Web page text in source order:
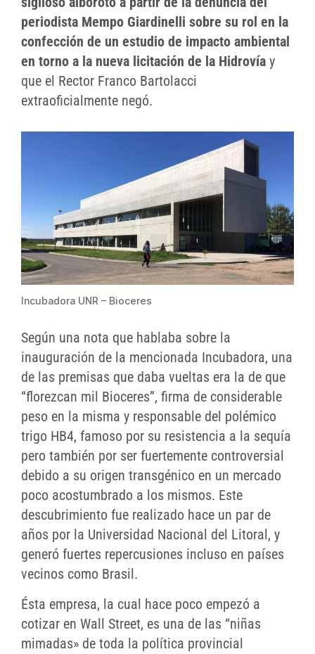
periodista Mempo Giardinelli sobre su rol en la
confección de un estudio de impacto ambiental
en torno a la nueva licitación de la Hidrovía y
que el Rector Franco Bartolacci
extraoficialmente negó.
Incubadora UNR – Bioceres
Según una nota que hablaba sobre la
inauguración de la mencionada Incubadora, una
de las premisas que daba vueltas era la de que
“florezcan mil Bioceres”, firma de considerable
peso en la misma y responsable del polémico
trigo HB4, famoso por su resistencia a la sequía
pero también por ser fuertemente controversial
debido a su origen transgénico en un mercado
poco acostumbrado a los mismos. Este
descubrimiento fue realizado hace un par de
años por la Universidad Nacional del Litoral, y
generó fuertes repercusiones incluso en países
vecinos como Brasil.
Ésta empresa, la cual hace poco empezó a
cotizar en Wall Street, es una de las “niñas
mimadas» de toda la política provincial